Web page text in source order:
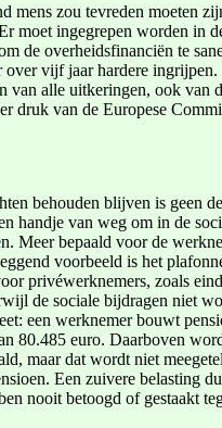
mens zou tevreden moeten
moet ingegrepen worden in
de overheidsfinanciën te
over vijf jaar hardere
van alle uitkeringen, ook van
druk van de Europese
behouden blijven is geen
handje van weg om in de
Meer bepaald voor de
voorbeeld is het
privéwerknemers, zoals
de sociale bijdragen niet
een werknemer bouwt
80.485 euro. Daarboven
maar dat wordt niet
Een zuivere belasting
nooit betoogd of gestaakt